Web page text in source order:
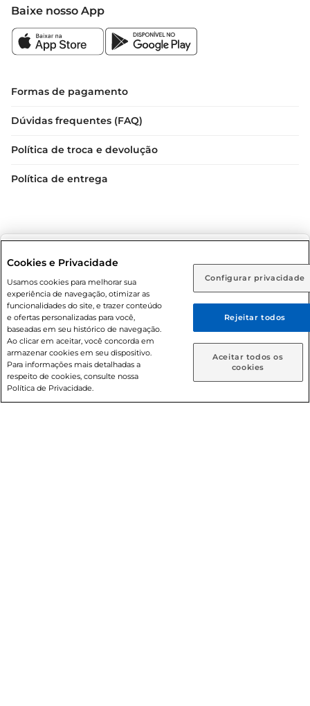
Rio de Janeiro (RJ) Goiás (GO)
Ou
Caso queira comprar online, informe como deseja receber
suas compras:
Entrega em casa Retire em Loja
Baixe nosso App
Formas de pagamento
Dúvidas frequentes (FAQ)
Política de troca e devolução
Política de entrega
Condições gerais: Em caso de divergência de valores, o
valor válido é o do carrinho de compras. Fotos ilustrativas.
Compras sujeitas a confirmação de estoque. Compras
podem ser canceladas em caso de suspeita de fraude. A fim
de garantir o acesso de um maior número de clientes as
nossas promoções, a compra de produtos com preços
promocionais poderá ter sua quantidade limitada por
cliente. Os preços, ofertas e condições são exclusivos para
o e-commerce e válidos durante o dia de hoje, podendo
Cookies e Privacidade
Usamos cookies para melhorar sua
experiência de navegação, otimizar as
funcionalidades do site, e trazer conteúdo
e ofertas personalizadas para você,
baseadas em seu histórico de navegação.
Ao clicar em aceitar, você concorda em
armazenar cookies em seu dispositivo.
Para informações mais detalhadas a
respeito de cookies, consulte nossa
Política de Privacidade.
Configurar privacidade
Rejeitar todos
Aceitar todos os
cookies